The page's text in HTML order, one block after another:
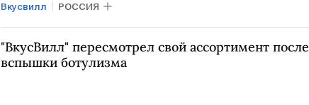
Вкусвилл РОССИЯ
"ВкусВилл" пересмотрел свой ассортимент после
вспышки ботулизма